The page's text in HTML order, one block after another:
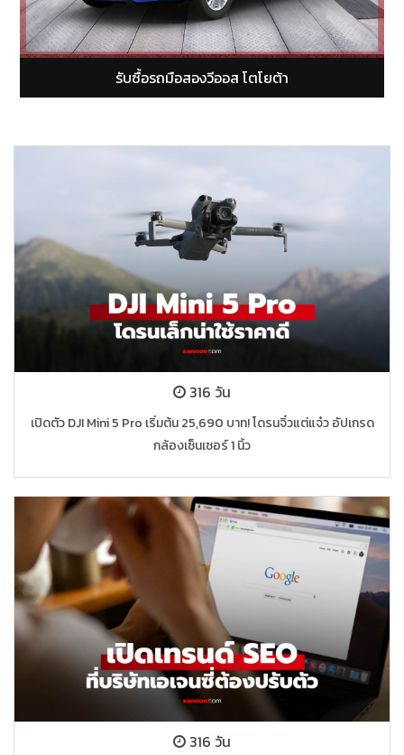
รับซื้อรถมือสองยารีส โตโยต้า
316 วัน
เปิดตัว DJI Mini 5 Pro เริ่มต้น 25,690 บาท! โดรนจิ๋วแต่แจ๋ว อัปเกรด
กล้องเซ็นเซอร์ 1 นิ้ว
316 วัน